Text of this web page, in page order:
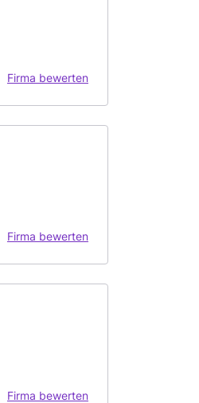
Firma bewerten
Firma bewerten
Firma bewerten